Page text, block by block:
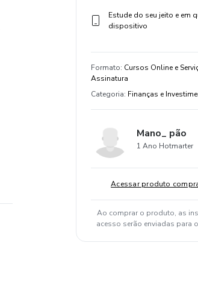
Estude do seu jeito e em
dispositivo
Formato: Cursos Online e
Assinatura
Categoria: Finanças e
Mano_ pão
1 Ano Hotmarter
Acessar produto
Ao comprar o produto, as
acesso serão enviadas para